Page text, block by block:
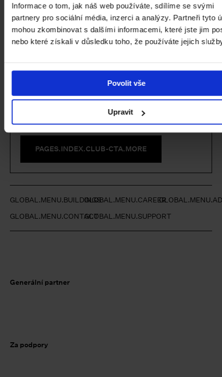
Informace o tom, jak náš web používáte, sdílíme se svými
partnery pro sociální média, inzerci a analýzy. Partneři tyto
mohou zkombinovat s dalšími informacemi, které jste jim
nebo které získali v důsledku toho, že používáte jejich
Povolit vše
Upravit
Facebook
Instagram
YouTubePAGES.INDEX.SUBSCRIBE-LINK
PAGES.INDEX.CLUB-CTA.MORE
GLOBAL.MENU.BUILDINGSGLOBAL.MENU.CAREER
GLOBAL.MENU.CONTACTGLOBAL.MENU.SUPPORT
Generální partner
Za podpory